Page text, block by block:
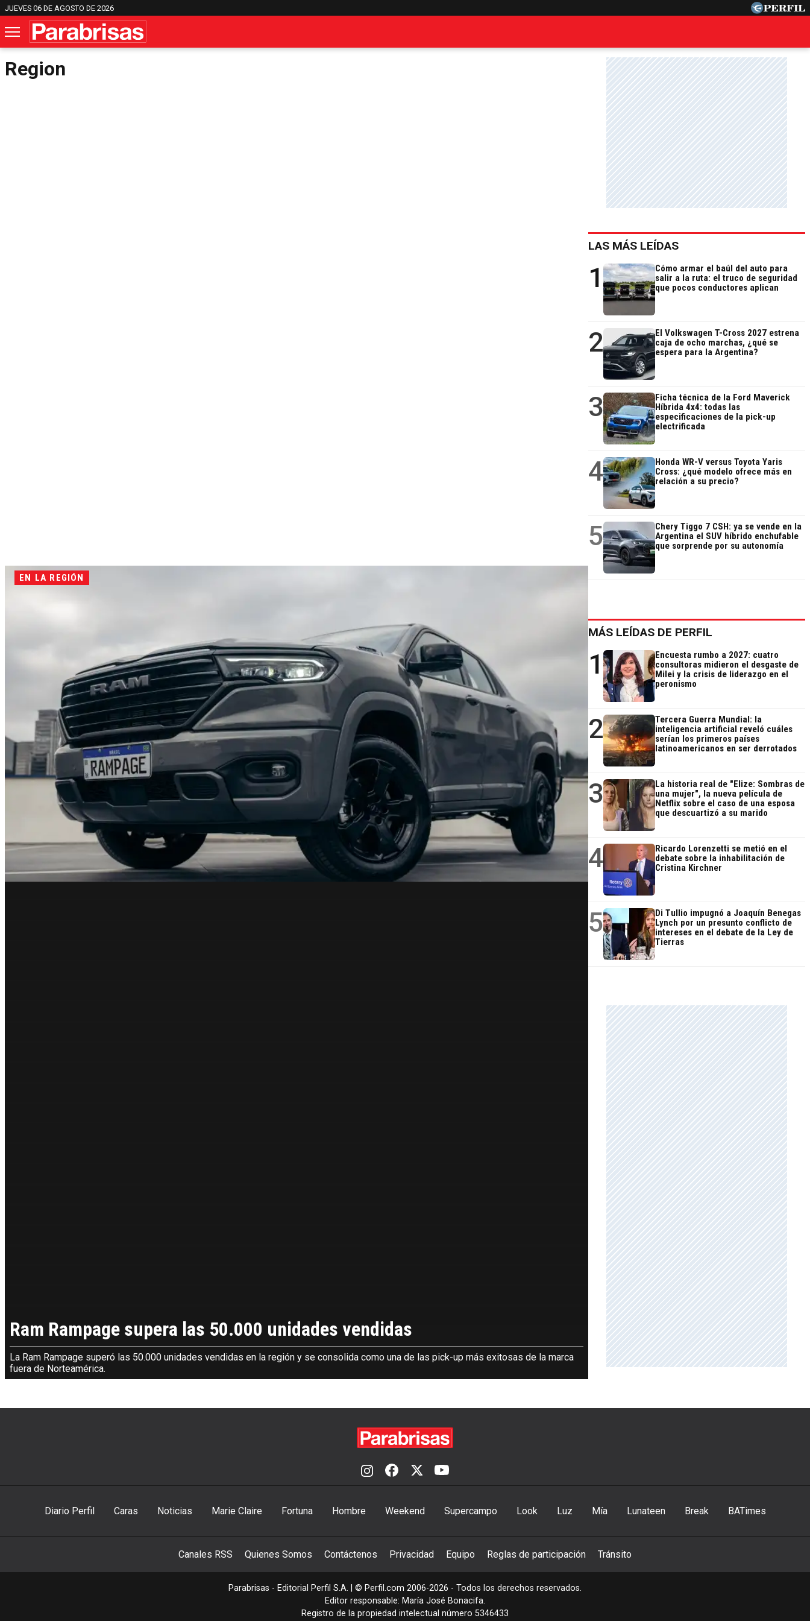
JUEVES 06 DE AGOSTO DE 2026
Region
EN LA REGIÓN
Ram Rampage supera las 50.000 unidades vendidas
La Ram Rampage superó las 50.000 unidades vendidas en la región y se consolida como una de las pick-up más exitosas de la marca
fuera de Norteamérica.
LAS MÁS LEÍDAS
1
Cómo armar el baúl del auto para
salir a la ruta: el truco de seguridad
que pocos conductores aplican
2
El Volkswagen T-Cross 2027 estrena
caja de ocho marchas, ¿qué se
espera para la Argentina?
3
Ficha técnica de la Ford Maverick
Híbrida 4x4: todas las
especificaciones de la pick-up
electrificada
4
Honda WR-V versus Toyota Yaris
Cross: ¿qué modelo ofrece más en
relación a su precio?
5
Chery Tiggo 7 CSH: ya se vende en la
Argentina el SUV híbrido enchufable
que sorprende por su autonomía
MÁS LEÍDAS DE PERFIL
1
Encuesta rumbo a 2027: cuatro
consultoras midieron el desgaste de
Milei y la crisis de liderazgo en el
peronismo
2
Tercera Guerra Mundial: la
inteligencia artificial reveló cuáles
serían los primeros países
latinoamericanos en ser derrotados
3
La historia real de "Elize: Sombras de
una mujer", la nueva película de
Netflix sobre el caso de una esposa
que descuartizó a su marido
4
Ricardo Lorenzetti se metió en el
debate sobre la inhabilitación de
Cristina Kirchner
5
Di Tullio impugnó a Joaquín Benegas
Lynch por un presunto conflicto de
intereses en el debate de la Ley de
Tierras
Diario Perfil Caras Noticias Marie Claire Fortuna Hombre Weekend Supercampo Look Luz Mía Lunateen Break BATimes
Canales RSS Quienes Somos Contáctenos Privacidad Equipo Reglas de participación Tránsito
Parabrisas - Editorial Perfil S.A. | © Perfil.com 2006-2026 - Todos los derechos reservados.
Editor responsable: María José Bonacifa.
Registro de la propiedad intelectual número 5346433